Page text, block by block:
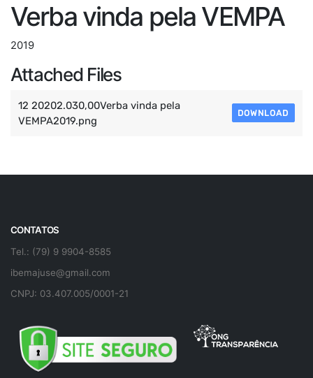
Verba vinda pela VEMPA
2019
Attached Files
12 20202.030,00Verba vinda pela
VEMPA2019.png
DOWNLOAD
CONTATOS
Tel.: (79) 9 9904-8585
ibemajuse@gmail.com
CNPJ: 03.407.005/0001-21